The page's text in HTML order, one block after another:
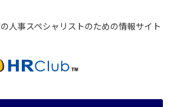
人事スペシャリストのための情報サイト